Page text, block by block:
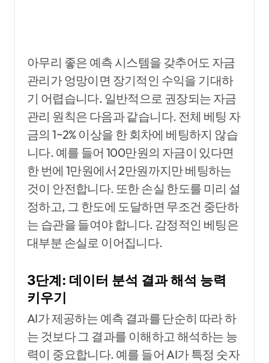
아무리 좋은 예측 시스템을 갖추어도 자금
관리가 엉망이면 장기적인 수익을 기대하
기 어렵습니다. 일반적으로 권장되는 자금
관리 원칙은 다음과 같습니다. 전체 베팅 자
금의 1~2% 이상을 한 회차에 베팅하지 않습
니다. 예를 들어 100만원의 자금이 있다면
한 번에 1만원에서 2만원까지만 베팅하는
것이 안전합니다. 또한 손실 한도를 미리 설
정하고, 그 한도에 도달하면 무조건 중단하
는 습관을 들여야 합니다. 감정적인 베팅은
대부분 손실로 이어집니다.
3단계: 데이터 분석 결과 해석 능력
키우기
AI가 제공하는 예측 결과를 단순히 따라 하
는 것보다 그 결과를 이해하고 해석하는 능
력이 중요합니다. 예를 들어 AI가 특정 숫자